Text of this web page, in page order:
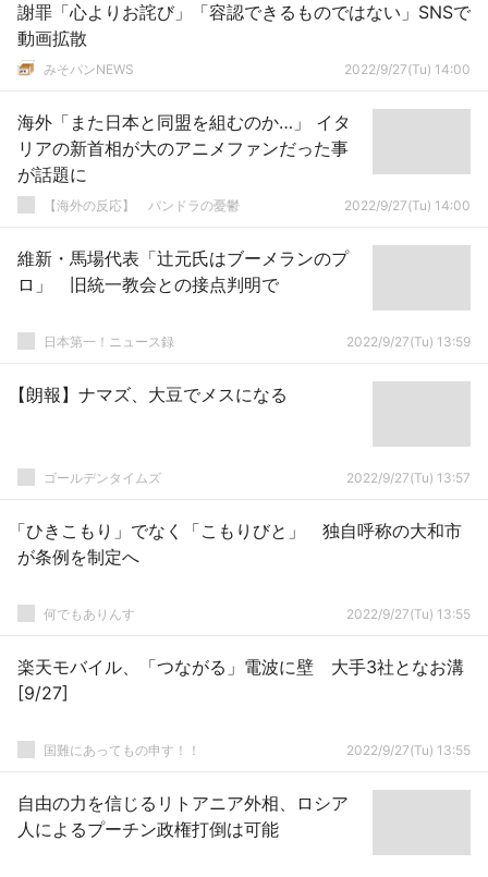
謝罪「心よりお詫び」「容認できるものではない」SNSで
動画拡散
みそパンNEWS 2022/9/27(Tu) 14:00
海外「また日本と同盟を組むのか…」 イタ
リアの新首相が大のアニメファンだった事
が話題に
【海外の反応】 パンドラの憂鬱 2022/9/27(Tu) 14:00
維新・馬場代表「辻元氏はブーメランのプ
ロ」 旧統一教会との接点判明で
日本第一！ニュース録 2022/9/27(Tu) 13:59
【朗報】ナマズ、大豆でメスになる
ゴールデンタイムズ 2022/9/27(Tu) 13:57
「ひきこもり」でなく「こもりびと」 独自呼称の大和市
が条例を制定へ
何でもありんす 2022/9/27(Tu) 13:55
楽天モバイル、「つながる」電波に壁 大手3社となお溝
[9/27]
国難にあってもの申す！！ 2022/9/27(Tu) 13:55
自由の力を信じるリトアニア外相、ロシア
人によるプーチン政権打倒は可能